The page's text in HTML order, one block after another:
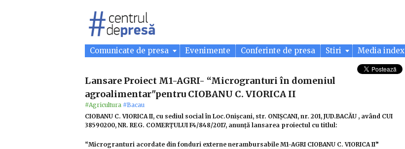
Comunicate de presa Evenimente Conferinte de presa Stiri Media index
Lansare Proiect M1-AGRI- “Microgranturi în domeniul
agroalimentar"pentru CIOBANU C. VIORICA II
#Agricultura #Bacau
CIOBANU C. VIORICA II, cu sediul social în Loc.Onişcani, str. ONIŞCANI, nr. 201, JUD.BACĂU , având CUI
38590200, NR. REG. COMERȚULUI F4/848/2017, anunță lansarea proiectul cu titlul:
“Microgranturi acordate din fonduri externe nerambursabile M1-AGRI CIOBANU C. VIORICA II”